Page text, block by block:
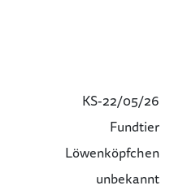
KS-22/05/26
Fundtier
Löwenköpfchen
unbekannt